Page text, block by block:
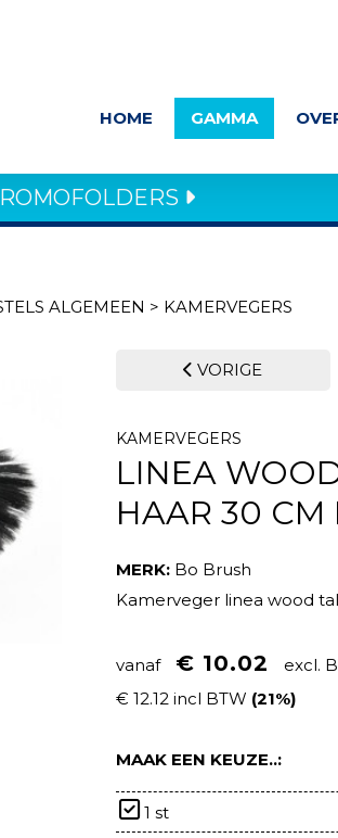
HOME GAMMA
ALGEMEEN > KAMERVEGERS
VORIGE
KAMERVEGERS
LINEA
HAAR 30 CM
MERK: Bo Brush
Kamerveger linea wood
vanaf € 10.02
excl.
€ 12.12 incl BTW (21%)
MAAK EEN KEUZE..:
1 st